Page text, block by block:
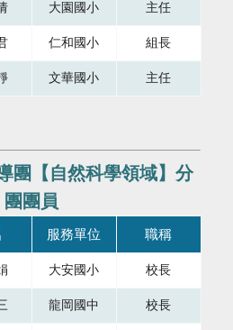
大園國小 主任
仁和國小 組長
文華國小 主任
團【自然科學領域】分
團團員
四個直欄，第一直欄銜稱，第二直
服務單位 職稱
大安國小 校長
龍岡國中 校長